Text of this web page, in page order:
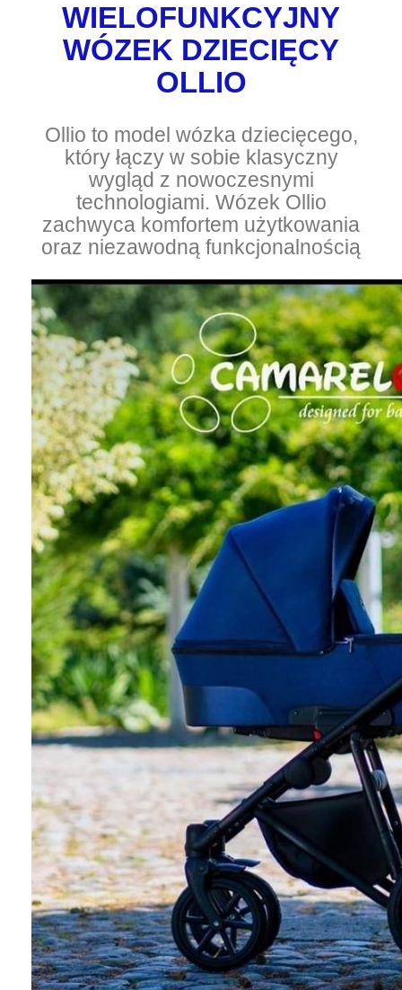
WIELOFUNKCYJNY
WÓZEK DZIECIĘCY
OLLIO
Ollio to model wózka dziecięcego,
który łączy w sobie klasyczny
wygląd z nowoczesnymi
technologiami. Wózek Ollio
zachwyca komfortem użytkowania
oraz niezawodną funkcjonalnością